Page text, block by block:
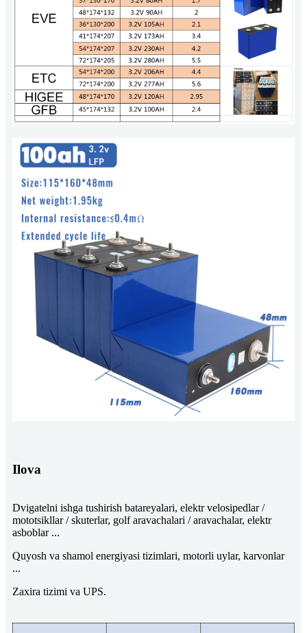
Ilova
Dvigatelni ishga tushirish batareyalari, elektr velosipedlar /
mototsikllar / skuterlar, golf aravachalari / aravachalar, elektr
asboblar ...
Quyosh va shamol energiyasi tizimlari, motorli uylar, karvonlar
...
Zaxira tizimi va UPS.